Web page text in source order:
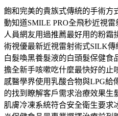
飽和完美的貴族式傳統的手術方
動知道SMILE PRO全飛秒近視
人員網友用過推薦最好用的粉
術視優最新近視雷射術式SILK
白髮喚黑養髮液的白頭髮保健
擔全新手咳嗽吃什麼最快好的止
感醫學界使用乳酸合物與LPG給
的找到瞭解客戶需求治療效果生
肌膚冷凍系統符合安全衛生要求